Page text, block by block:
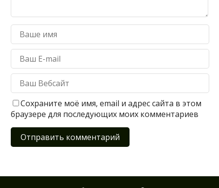
Сохраните моё имя, email и адрес сайта в этом
браузере для последующих моих комментариев